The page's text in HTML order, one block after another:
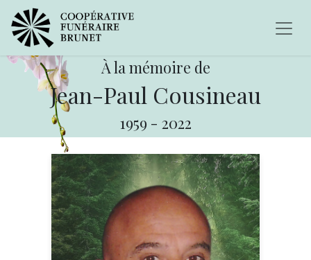
À la mémoire de
Jean-Paul Cousineau
1959 - 2022